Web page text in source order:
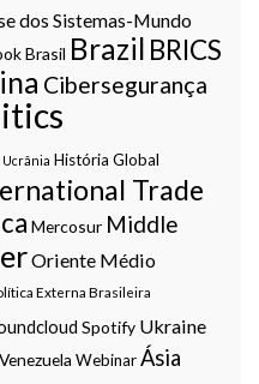
dos Sistemas-Mundo
Brasil Brazil BRICS
Cibersegurança
História Global
Trade
Mercosur Middle
Oriente Médio
Externa Brasileira
Spotify Ukraine
Venezuela WebinarÁsia